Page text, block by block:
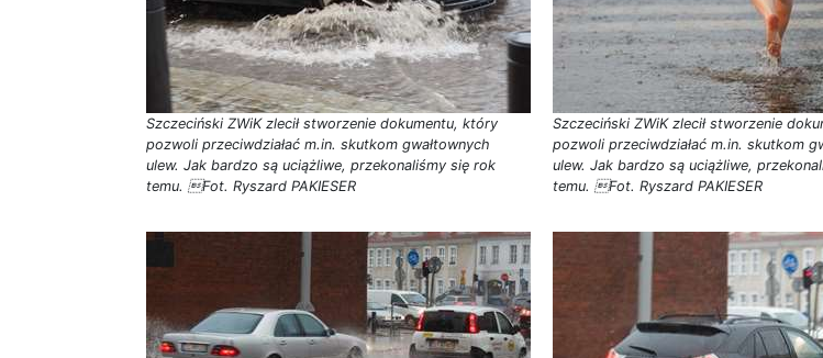
Szczeciński ZWiK zlecił stworzenie dokumentu, który
pozwoli przeciwdziałać m.in. skutkom gwałtownych
ulew. Jak bardzo są uciążliwe, przekonaliśmy się rok
temu. Fot. Ryszard PAKIESER
Szczeciński ZWiK zlecił stworzenie
pozwoli przeciwdziałać m.in. skutkom
ulew. Jak bardzo są uciążliwe,
temu. Fot. Ryszard PAKIESER